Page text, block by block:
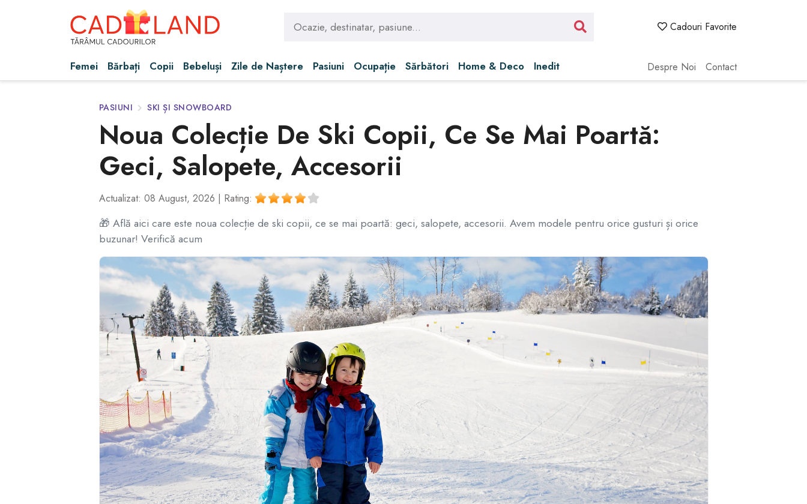
Cadouri Favorite
Femei Bărbați Copii Bebeluși Zile de Naștere Pasiuni Ocupație Sărbători Home & Deco Inedit Despre Noi Contact
PASIUNI SKI ȘI SNOWBOARD
Noua Colecție De Ski Copii, Ce Se Mai Poartă:
Geci, Salopete, Accesorii
Actualizat: 08 August, 2026 | Rating:
🎁 Află aici care este noua colecție de ski copii, ce se mai poartă: geci, salopete, accesorii. Avem modele pentru orice gusturi și orice
buzunar! Verifică acum